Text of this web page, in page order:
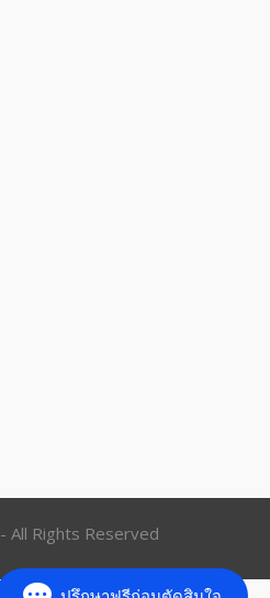
- All Rights Reserved